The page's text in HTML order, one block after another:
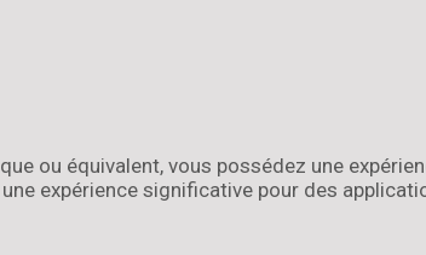
ou équivalent, vous possédez une
une expérience significative pour des